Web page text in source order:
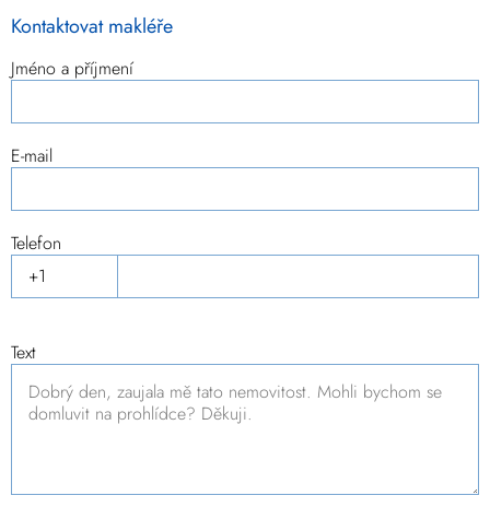
Kontaktovat makléře
Jméno a příjmení
E-mail
Telefon
Text